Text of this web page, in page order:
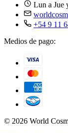
Lun a Jue
+54 9 11
Medios de pago:
© 2026 World